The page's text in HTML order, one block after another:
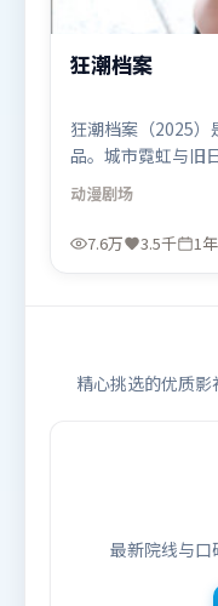
狂潮档案
狂潮档案（2025）
品。城市霓虹与旧
上不断付出代价。
主题回扣同时完成
河正宇、刘亦菲，
动漫剧场
7.6万 3.5千 1
精心挑选的优质
最新院线与口